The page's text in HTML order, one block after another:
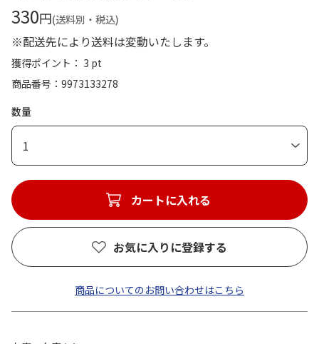
330円(送料別・税込)
※配送先により送料は変動いたします。
獲得ポイント： 3 pt
商品番号
9973133278
数量
1
カートに入れる
お気に入りに登録する
商品についてのお問い合わせはこちら